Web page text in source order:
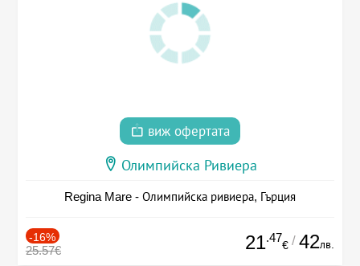
виж офертата
Олимпийска Ривиера
Regina Mare - Олимпийска ривиера, Гърция
-16%
25.57€ 21.47
€ / 42лв.